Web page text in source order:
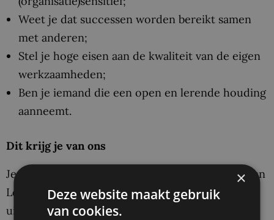
Weet je dat successen worden bereikt samen
met anderen;
Stel je hoge eisen aan de kwaliteit van de eigen
werkzaamheden;
Ben je iemand die een open en lerende houding
aanneemt.
Dit krijg je van ons
Je komt te werken in een sterk en divers team van
Legal Consultants, waarbinnen we actief kennis
uitwisselen, samenwerken en elkaar vertrouwen
×
Deze website maakt gebruik
van cookies.